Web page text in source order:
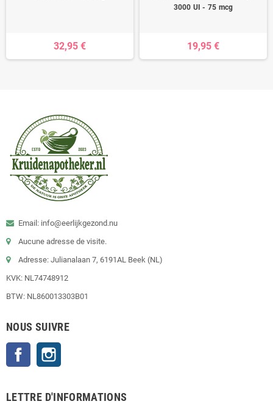
32,95 €
3000 UI - 75 mcg
19,95 €
Email: info@eerlijkgezond.nu
Aucune adresse de visite.
Adresse: Julianalaan 7, 6191AL Beek (NL)
KVK: NL74748912
BTW: NL860013303B01
NOUS SUIVRE
Facebook
LETTRE D'INFORMATIONS